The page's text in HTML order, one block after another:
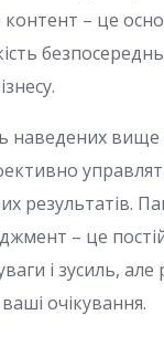
– це
наведених вище
результатів.
– це
і зусиль, але
очікування.